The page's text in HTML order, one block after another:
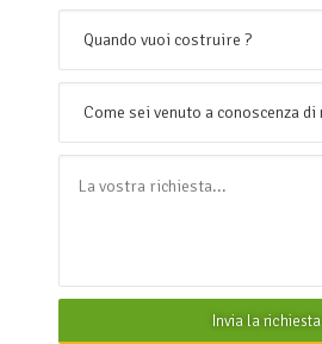
Invia la richiesta